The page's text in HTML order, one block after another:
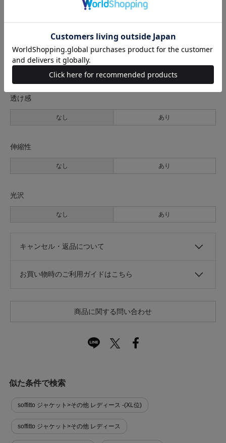
裏地
透け感
なし あり
伸縮性
なし あり
光沢
なし あり
キャンセル・返品について
お買い物時のご利用ガイドはこちら
商品に関する問い合わせ
似た条件で検索
soffitto ジャケット>その他 レディース -(XL位)
soffitto ジャケット>その他 レディース